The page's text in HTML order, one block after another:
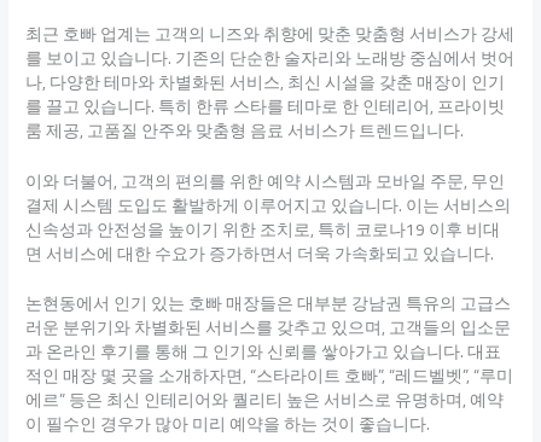
최근 호빠 업계는 고객의 니즈와 취향에 맞춘 맞춤형 서비스가 강세
를 보이고 있습니다. 기존의 단순한 술자리와 노래방 중심에서 벗어
나, 다양한 테마와 차별화된 서비스, 최신 시설을 갖춘 매장이 인기
를 끌고 있습니다. 특히 한류 스타를 테마로 한 인테리어, 프라이빗
룸 제공, 고품질 안주와 맞춤형 음료 서비스가 트렌드입니다.
이와 더불어, 고객의 편의를 위한 예약 시스템과 모바일 주문, 무인
결제 시스템 도입도 활발하게 이루어지고 있습니다. 이는 서비스의
신속성과 안전성을 높이기 위한 조치로, 특히 코로나19 이후 비대
면 서비스에 대한 수요가 증가하면서 더욱 가속화되고 있습니다.
논현동에서 인기 있는 호빠 매장들은 대부분 강남권 특유의 고급스
러운 분위기와 차별화된 서비스를 갖추고 있으며, 고객들의 입소문
과 온라인 후기를 통해 그 인기와 신뢰를 쌓아가고 있습니다. 대표
적인 매장 몇 곳을 소개하자면, “스타라이트 호빠”, “레드벨벳”, “루미
에르” 등은 최신 인테리어와 퀄리티 높은 서비스로 유명하며, 예약
이 필수인 경우가 많아 미리 예약을 하는 것이 좋습니다.